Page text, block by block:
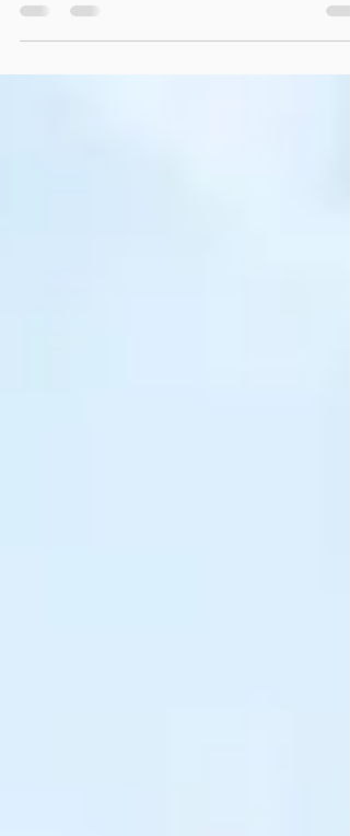
KDV (Katma Değer Vergisi) oranlarındaki artışın
ekonomiye etkisi çeşitli faktörlere bağlıdır ve kısa